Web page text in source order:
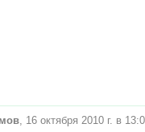
, 16 октября 2010 г. в